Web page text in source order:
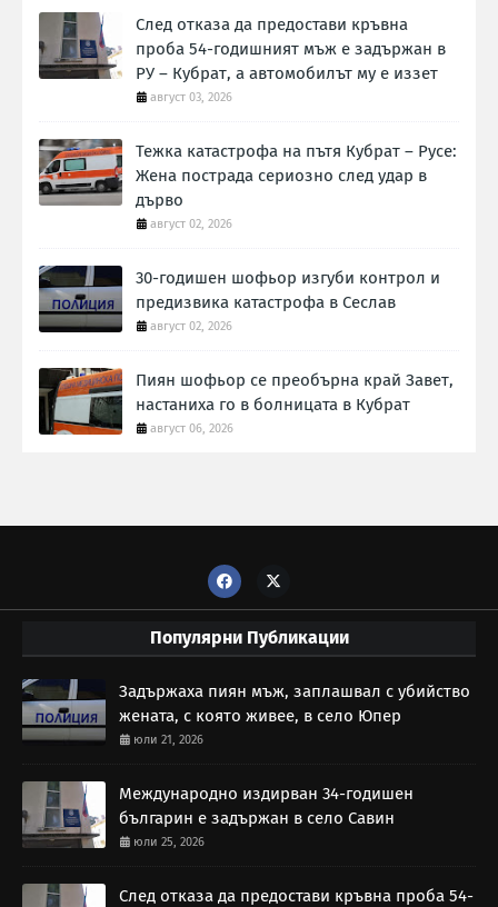
След отказа да предостави кръвна
проба 54-годишният мъж е задържан в
РУ – Кубрат, а автомобилът му е иззет
август 03, 2026
Тежка катастрофа на пътя Кубрат – Русе:
Жена пострада сериозно след удар в
дърво
август 02, 2026
30-годишен шофьор изгуби контрол и
предизвика катастрофа в Сеслав
август 02, 2026
Пиян шофьор се преобърна край Завет,
настаниха го в болницата в Кубрат
август 06, 2026
Популярни Публикации
Задържаха пиян мъж, заплашвал с убийство
жената, с която живее, в село Юпер
юли 21, 2026
Международно издирван 34-годишен
българин е задържан в село Савин
юли 25, 2026
След отказа да предостави кръвна проба 54-